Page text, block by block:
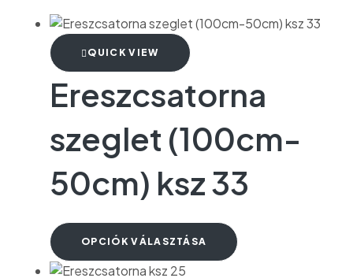
QUICK VIEW
Ereszcsatorna
szeglet (100cm-
50cm) ksz 33
OPCIÓK VÁLASZTÁSA